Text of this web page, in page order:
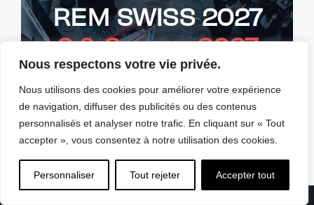
Nous respectons votre vie privée.
Nous utilisons des cookies pour améliorer votre expérience
de navigation, diffuser des publicités ou des contenus
personnalisés et analyser notre trafic. En cliquant sur « Tout
accepter », vous consentez à notre utilisation des cookies.
Personnaliser Tout rejeter Accepter tout
REM SWISS 2027
Billetterie